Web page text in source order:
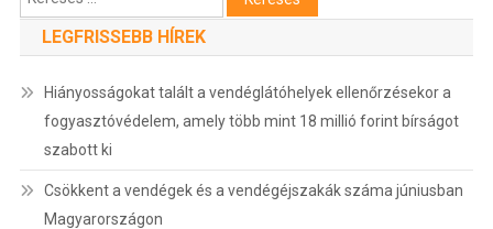
LEGFRISSEBB HÍREK
Hiányosságokat talált a vendéglátóhelyek ellenőrzésekor a
fogyasztóvédelem, amely több mint 18 millió forint bírságot
szabott ki
Csökkent a vendégek és a vendégéjszakák száma júniusban
Magyarországon